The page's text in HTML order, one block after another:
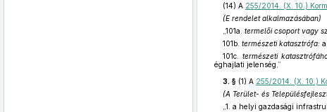
(14) A 255/2014. (X. 10.)
(E rendelet alkalmazásában)
„101a. termelői csoport vagy
101b. természeti katasztrófa:a
101c.természeti
éghajlati jelenség,”
3. §(1) A 255/2014. (X. 10.)
(A Terület- és
„1. a helyi gazdasági